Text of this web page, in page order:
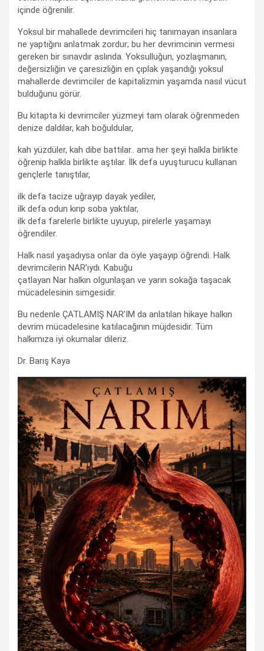
içinde öğrenilir.
Yoksul bir mahallede devrimcileri hiç tanımayan insanlara
ne yaptığını anlatmak zordur; bu her devrimcinin vermesi
gereken bir sınavdır aslında. Yoksulluğun, yozlaşmanın,
değersizliğin ve çaresizliğin en çıplak yaşandığı yoksul
mahallerde devrimciler de kapitalizmin yaşamda nasıl vücut
bulduğunu görür.
Bu kitapta ki devrimciler yüzmeyi tam olarak öğrenmeden
denize daldılar, kah boğuldular,
kah yüzdüler, kah dibe battılar.. ama her şeyi halkla birlikte
öğrenip halkla birlikte aştılar. İlk defa uyuşturucu kullanan
gençlerle tanıştılar,
ilk defa tacize uğrayıp dayak yediler,
ilk defa odun kırıp soba yaktılar,
ilk defa farelerle birlikte uyuyup, pirelerle yaşamayı
öğrendiler.
Halk nasıl yaşadıysa onlar da öyle yaşayıp öğrendi. Halk
devrimcilerin NAR’ıydı. Kabuğu
çatlayan Nar halkın olgunlaşan ve yarın sokağa taşacak
mücadelesinin simgesidir.
Bu nedenle ÇATLAMIŞ NAR’IM da anlatılan hikaye halkın
devrim mücadelesine katılacağının müjdesidir. Tüm
halkımıza iyi okumalar dileriz.
Dr. Barış Kaya